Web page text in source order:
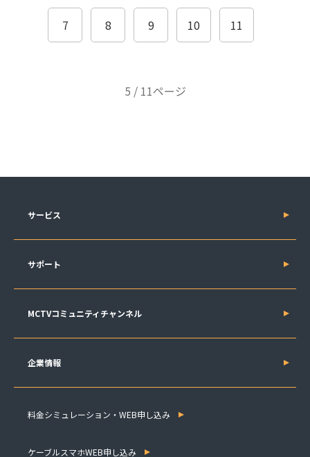
7 8 9 10 11
5 / 11ページ
サービス
サポート
MCTVコミュニティチャンネル
企業情報
料金シミュレーション・WEB申し込み
ケーブルスマホWEB申し込み